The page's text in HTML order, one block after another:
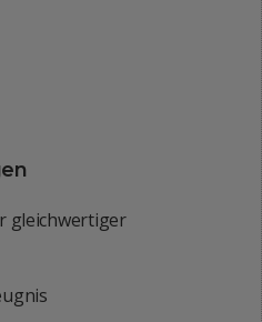
gleichwertiger